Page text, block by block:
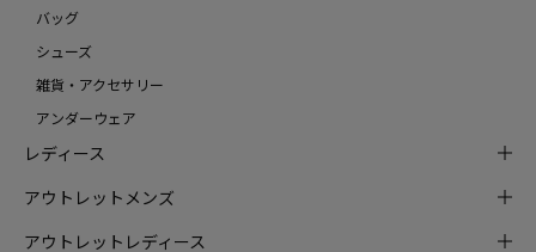
バッグ
シューズ
雑貨・アクセサリー
アンダーウェア
レディース
アウトレットメンズ
アウトレットレディース